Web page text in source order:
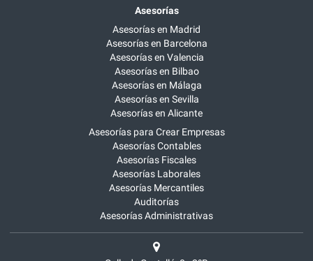
Asesorías
Asesorías en Madrid
Asesorías en Barcelona
Asesorías en Valencia
Asesorías en Bilbao
Asesorías en Málaga
Asesorías en Sevilla
Asesorías en Alicante
Asesorías para Crear Empresas
Asesorías Contables
Asesorías Fiscales
Asesorías Laborales
Asesorías Mercantiles
Auditorías
Asesorías Administrativas